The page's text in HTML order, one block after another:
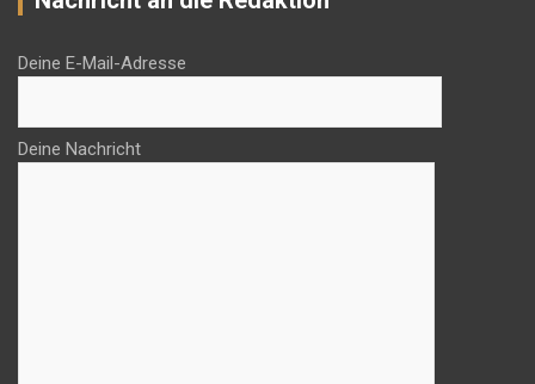
Deine E-Mail-Adresse
Deine Nachricht